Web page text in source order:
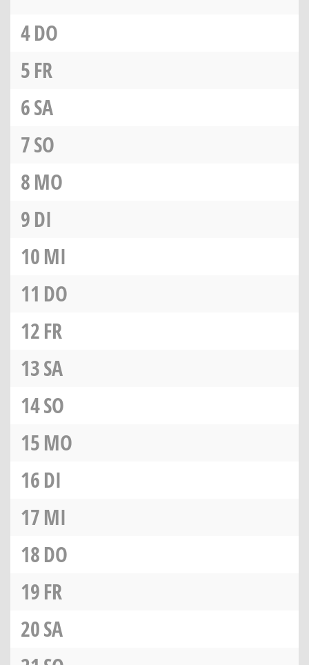
4DO
5FR
6SA
7SO
8MO
9DI
10MI
11 DO
12FR
13SA
14SO
15MO
16DI
17MI
18DO
19FR
20SA